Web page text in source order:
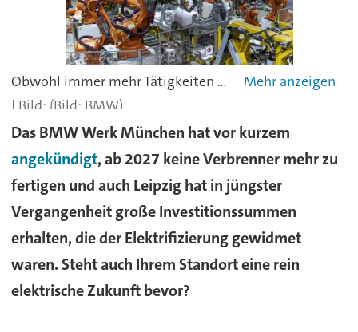
Obwohl immer mehr Tätigkeiten automatisiert und mit Hilfe von Robotern ablaufen, würden sich die Mitarbeitenden bei BMW in Leipzig keine Sorgen um ihre Arbeitsplätze machen, erklärt Werkleiterin Petra Peterhänsel.
(Bild: BMW)
Das BMW Werk München hat vor kurzem
angekündigt, ab 2027 keine Verbrenner mehr zu
fertigen und auch Leipzig hat in jüngster
Vergangenheit große Investitionssummen
erhalten, die der Elektrifizierung gewidmet
waren. Steht auch Ihrem Standort eine rein
elektrische Zukunft bevor?